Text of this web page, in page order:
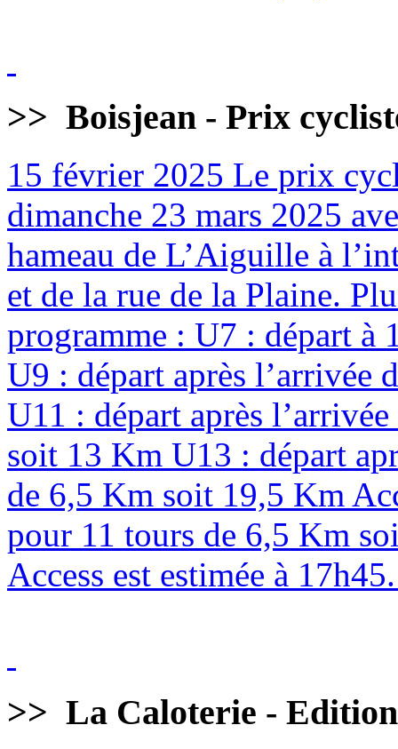
>> Boisjean - Prix
15 février 2025 Le prix
dimanche 23 mars 2025
hameau de L’Aiguille à
et de la rue de la Plaine.
programme : U7 : départ à
U9 : départ après l’arrivée
U11 : départ après
soit 13 Km U13 : départ
de 6,5 Km soit 19,5 Km
pour 11 tours de 6,5 Km
Access est estimée à
>> La Caloterie -